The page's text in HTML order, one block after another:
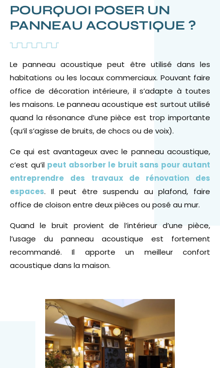
POURQUOI POSER UN
PANNEAU ACOUSTIQUE ?
Le panneau acoustique peut être utilisé dans les
habitations ou les locaux commerciaux. Pouvant faire
office de décoration intérieure, il s’adapte à toutes
les maisons. Le panneau acoustique est surtout utilisé
quand la résonance d’une pièce est trop importante
(qu’il s’agisse de bruits, de chocs ou de voix).
Ce qui est avantageux avec le panneau acoustique,
c’est qu’il peut absorber le bruit sans pour autant
entreprendre des travaux de rénovation des
espaces. Il peut être suspendu au plafond, faire
office de cloison entre deux pièces ou posé au mur.
Quand le bruit provient de l’intérieur d’une pièce,
l’usage du panneau acoustique est fortement
recommandé. Il apporte un meilleur confort
acoustique dans la maison.